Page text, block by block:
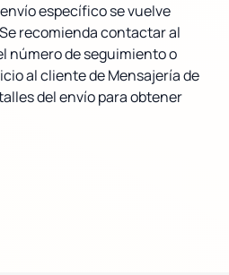
específico se vuelve
recomienda contactar al
número de seguimiento o
al cliente de Mensajería de
del envío para obtener